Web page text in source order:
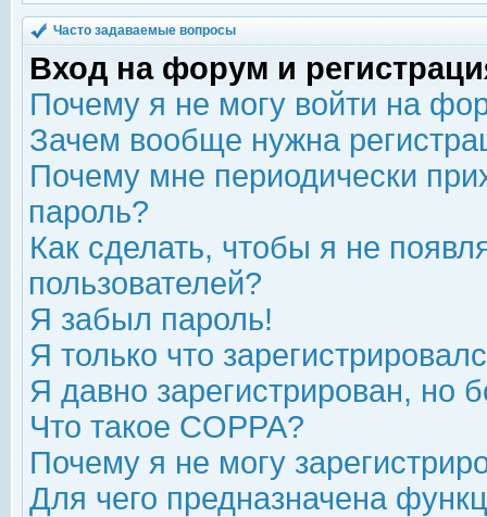
Часто задаваемые вопросы
Вход на форум и
Почему я не могу войти на
Зачем вообще нужна
Почему мне периодически
пароль?
Как сделать, чтобы я не
пользователей?
Я забыл пароль!
Я только что
Я давно зарегистрирован, но
Что такое COPPA?
Почему я не могу
Для чего предназначена